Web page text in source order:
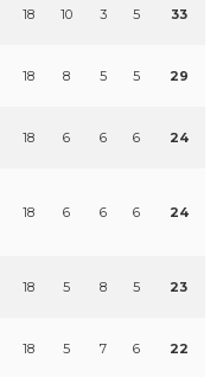
18 10 3 5 33
18 8 5 5 29
18 6 6 6 24
18 6 6 6 24
18 5 8 5 23
18 5 7 6 22